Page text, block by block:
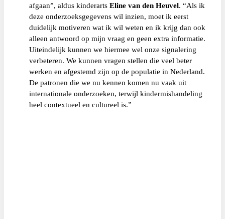
afgaan”, aldus kinderarts Eline van den Heuvel. “Als ik
deze onderzoeksgegevens wil inzien, moet ik eerst
duidelijk motiveren wat ik wil weten en ik krijg dan ook
alleen antwoord op mijn vraag en geen extra informatie.
Uiteindelijk kunnen we hiermee wel onze signalering
verbeteren. We kunnen vragen stellen die veel beter
werken en afgestemd zijn op de populatie in Nederland.
De patronen die we nu kennen komen nu vaak uit
internationale onderzoeken, terwijl kindermishandeling
heel contextueel en cultureel is.”